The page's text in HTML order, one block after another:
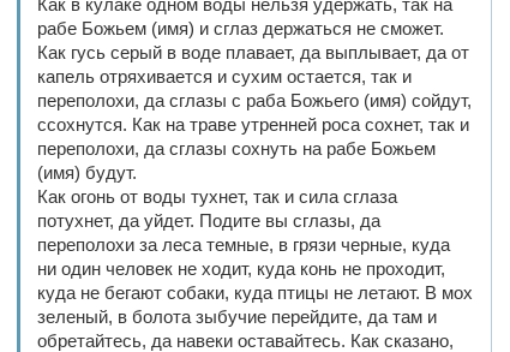
Как в кулаке одном воды нельзя удержать, так на
рабе Божьем (имя) и сглаз держаться не сможет.
Как гусь серый в воде плавает, да выплывает, да от
капель отряхивается и сухим остается, так и
переполохи, да сглазы с раба Божьего (имя) сойдут,
ссохнутся. Как на траве утренней роса сохнет, так и
переполохи, да сглазы сохнуть на рабе Божьем
(имя) будут.
Как огонь от воды тухнет, так и сила сглаза
потухнет, да уйдет. Подите вы сглазы, да
переполохи за леса темные, в грязи черные, куда
ни один человек не ходит, куда конь не проходит,
куда не бегают собаки, куда птицы не летают. В мох
зеленый, в болота зыбучие перейдите, да там и
обретайтесь, да навеки оставайтесь. Как сказано,